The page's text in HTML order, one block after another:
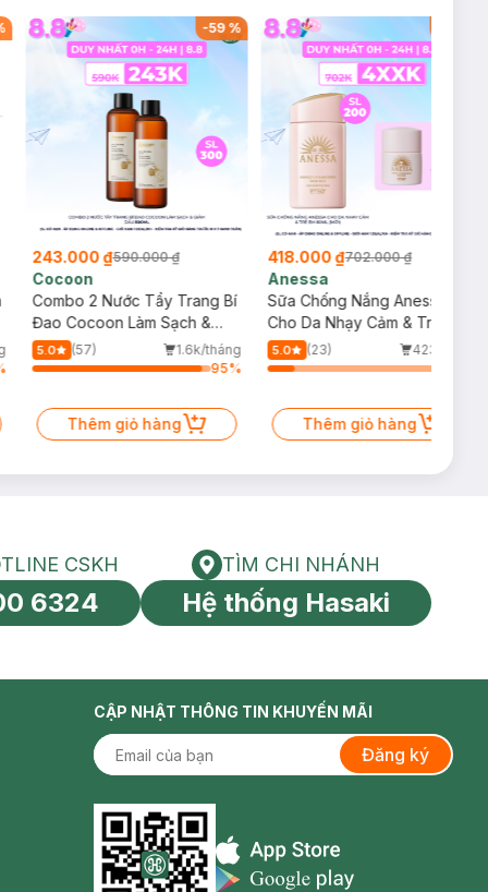
-59%
243.000 ₫590.000 ₫
Cocoon
Combo 2 Nước Tẩy Trang Bí
Đao Cocoon Làm Sạch &
Giảm Dầu 500ml
5.0 (57)
1.6k/tháng
95%
Thêm giỏ hàng
418.000 ₫702.000 ₫
Anessa
Sữa Chống Nắng Anessa
Cho Da Nhạy Cảm & Trẻ Em
60ml (Mới)
5.0 (23)
423/tháng
Thêm giỏ hàng
toàn cầu
HOTLINE CSKH
CSKH
6324
Tìm chi nhánh
TÌM CHI NHÁNH
Hệ thống Hasaki
CẬP NHẬT THÔNG TIN KHUYẾN MÃI
Đăng ký
Appstore icon